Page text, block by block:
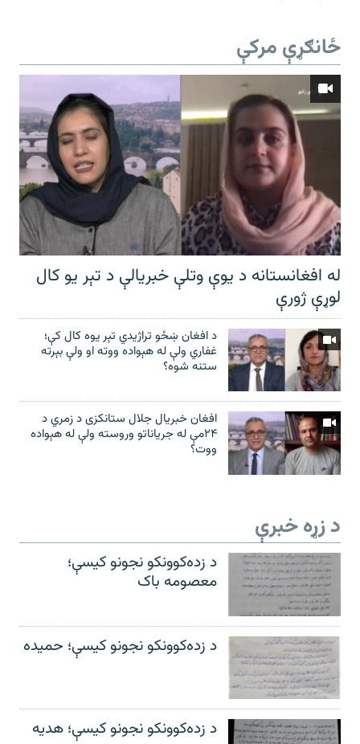
ځانګړې مرکې
له افغانستانه د یوې وتلې خبریالې د تېر يو کال
لوړې ژورې
د افغان ښځو تراژیدي تېر یوه کال کې؛
غفاري ولې له هېواده ووته او ولې بېرته
ستنه شوه؟
افغان خبریال جلال ستانکزی د زمري د
۲۴مې له جریاناتو وروسته ولې له هېواده
ووت؟
د زړه خبرې
د زده‌کوونکو نجونو کیسې؛
معصومه باک
د زده‌کوونکو نجونو کیسې؛ حمیده
د زده‌کوونکو نجونو کیسې؛ هدیه